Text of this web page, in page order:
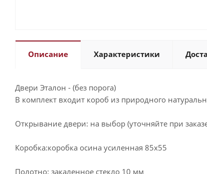
Описание Характеристики
Двери Эталон - (без порога)
В комплект входит короб из природного
Открывание двери: на выбор (уточняйте при
Коробка:коробка осина усиленная 85х55
Полотно: закаленное стекло 10 мм